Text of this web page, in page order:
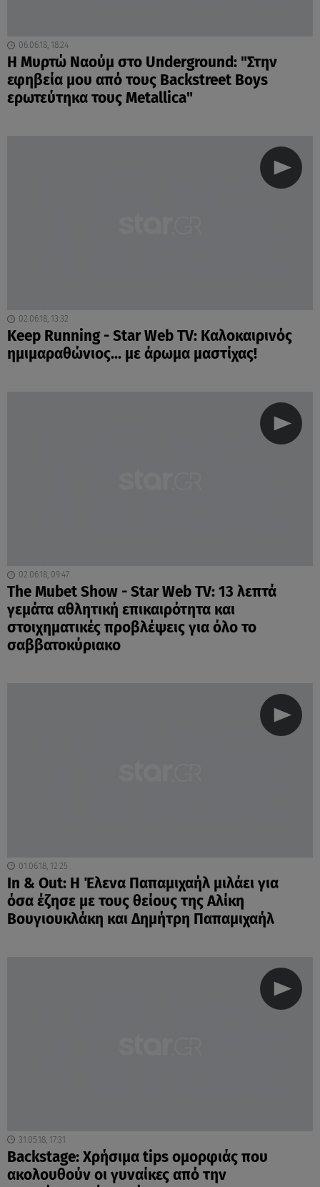
06.06.18, 18:24
Η Μυρτώ Ναούμ στο Underground: "Στην
εφηβεία μου από τους Backstreet Boys
ερωτεύτηκα τους Metallica"
02.06.18, 13:32
Keep Running - Star Web TV: Καλοκαιρινός
ημιμαραθώνιος... με άρωμα μαστίχας!
02.06.18, 09:47
The Mubet Show - Star Web TV: 13 λεπτά
γεμάτα αθλητική επικαιρότητα και
στοιχηματικές προβλέψεις για όλο το
σαββατοκύριακο
01.06.18, 12:25
In & Out: H Έλενα Παπαμιχαήλ μιλάει για
όσα έζησε με τους θείους της Αλίκη
Βουγιουκλάκη και Δημήτρη Παπαμιχαήλ
31.05.18, 17:31
Backstage: Χρήσιμα tips ομορφιάς που
ακολουθούν οι γυναίκες από την